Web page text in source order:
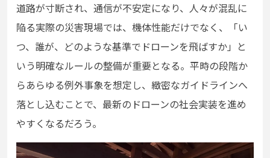
道路が寸断され、通信が不安定になり、人々が混乱に
陥る実際の災害現場では、機体性能だけでなく、「い
つ、誰が、どのような基準でドローンを飛ばすか」と
いう明確なルールの整備が重要となる。平時の段階か
らあらゆる例外事象を想定し、緻密なガイドラインへ
落とし込むことで、最新のドローンの社会実装を進め
やすくなるだろう。